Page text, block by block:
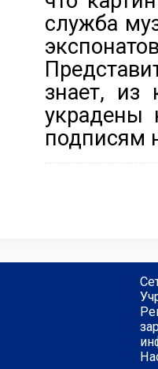
служба
знает, из
украдены
подписям